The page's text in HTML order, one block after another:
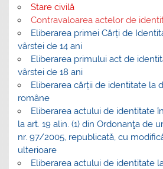
Stare civilă
Contravaloarea actelor de
Eliberarea primei Cărți de
vârstei de 14 ani
Eliberarea primului act de
vârstei de 18 ani
Eliberarea cărții de identitate la
române
Eliberarea actului de identitate
la art. 19 alin. (1) din Ordonanţa de
nr. 97/2005, republicată, cu
ulterioare
Eliberarea actului de identitate